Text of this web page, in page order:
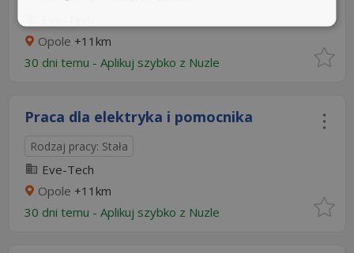
Opole +11km
30 dni temu - Aplikuj szybko z Nuzle
Praca dla elektryka i pomocnika
Rodzaj pracy: Stała
Eve-Tech
Opole +11km
30 dni temu - Aplikuj szybko z Nuzle